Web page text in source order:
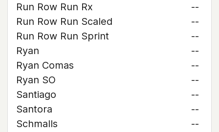
Run Row Run Rx
--
Run Row Run Scaled
--
Run Row Run Sprint
--
Ryan
--
Ryan Comas
--
Ryan SO
--
Santiago
--
Santora
--
Schmalls
--